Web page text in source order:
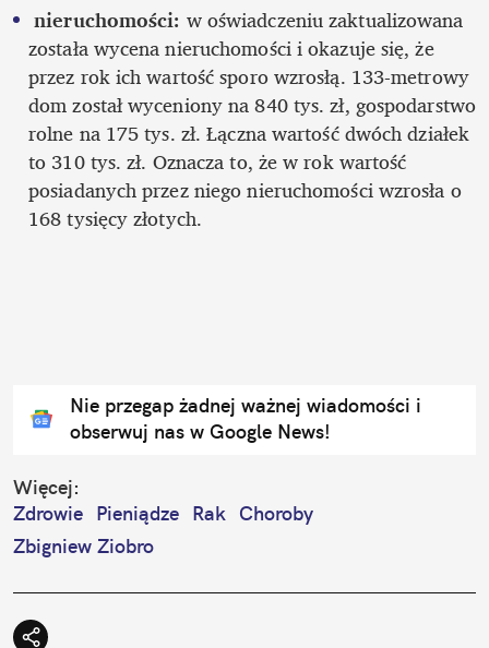
nieruchomości: w oświadczeniu zaktualizowana
została wycena nieruchomości i okazuje się, że
przez rok ich wartość sporo wzrosłą. 133-metrowy
dom został wyceniony na 840 tys. zł, gospodarstwo
rolne na 175 tys. zł. Łączna wartość dwóch działek
to 310 tys. zł. Oznacza to, że w rok wartość
posiadanych przez niego nieruchomości wzrosła o
168 tysięcy złotych.
Nie przegap żadnej ważnej wiadomości i
obserwuj nas w Google News!
Więcej:
Zdrowie Pieniądze Rak
Choroby
Zbigniew Ziobro